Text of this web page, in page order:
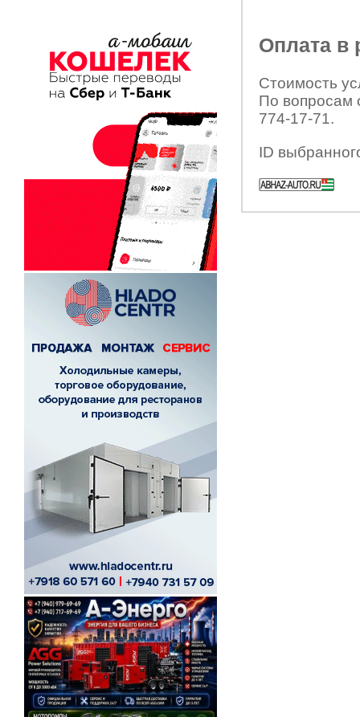
Оплата в
Стоимость
По вопросам
774-17-71.
ID